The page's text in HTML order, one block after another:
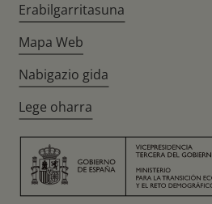
Erabilgarritasuna
Mapa Web
Nabigazio gida
Lege oharra